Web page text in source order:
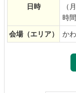
日時
（
時
会場（エリア） か